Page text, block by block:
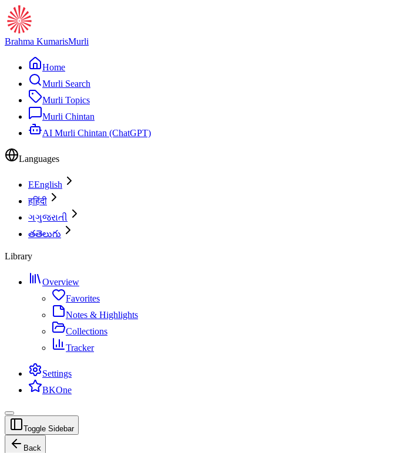
Brahma KumarisMurli
Home
Murli Search
Murli Topics
Murli Chintan
AI Murli Chintan (ChatGPT)
Languages
EEnglish
हहिंदी
ગગુજરાતી
తతెలుగు
Library
Overview
Favorites
Notes & Highlights
Collections
Tracker
Settings
BKOne
Toggle Sidebar
Back